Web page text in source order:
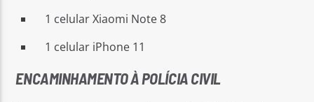
1 celular Xiaomi Note 8
1 celular iPhone 11
ENCAMINHAMENTO À POLÍCIA CIVIL